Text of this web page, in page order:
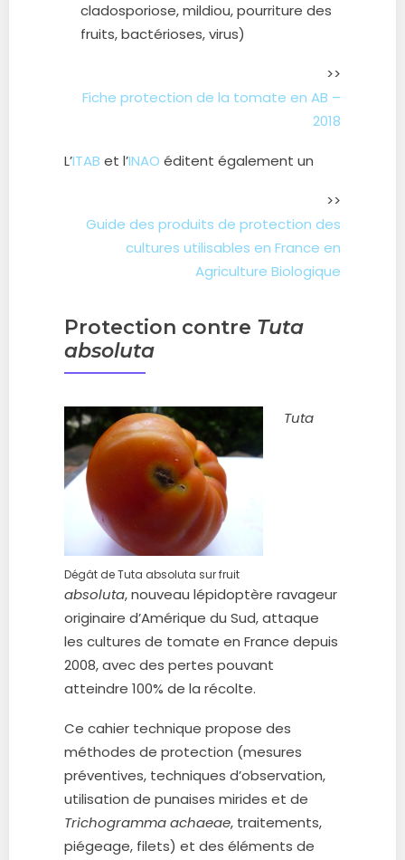
cladosporiose, mildiou, pourriture des
fruits, bactérioses, virus)
>>
Fiche protection de la tomate en AB –
2018
L’ITAB et l’INAO éditent également un
>>
Guide des produits de protection des
cultures utilisables en France en
Agriculture Biologique
Protection contre Tuta
absoluta
Dégât de Tuta absoluta sur fruit
Tuta
absoluta, nouveau lépidoptère ravageur
originaire d’Amérique du Sud, attaque
les cultures de tomate en France depuis
2008, avec des pertes pouvant
atteindre 100% de la récolte.
Ce cahier technique propose des
méthodes de protection (mesures
préventives, techniques d’observation,
utilisation de punaises mirides et de
Trichogramma achaeae, traitements,
piégeage, filets) et des éléments de